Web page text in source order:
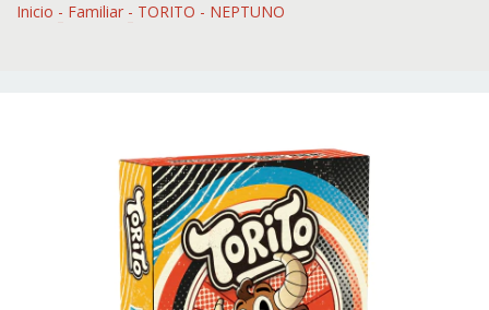
Inicio - Familiar - TORITO - NEPTUNO